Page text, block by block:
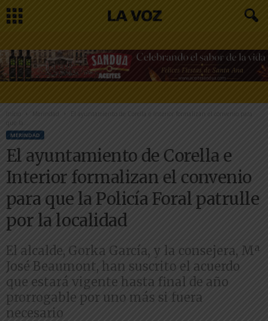
Inicio
El ayuntamiento de Corella e Interior formalizan el convenio para
que la...
MERINDAD
El ayuntamiento de Corella e
Interior formalizan el convenio
para que la Policía Foral patrulle
por la localidad
El alcalde, Gorka García, y la consejera, Mª
José Beaumont, han suscrito el acuerdo
que estará vigente hasta final de año
prorrogable por uno más si fuera
necesario